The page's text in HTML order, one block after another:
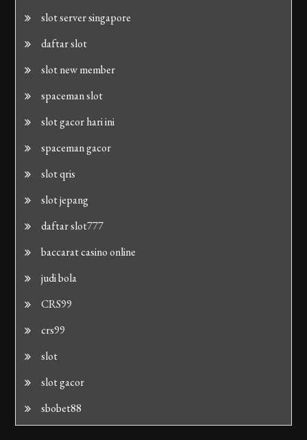
slot server singapore
daftar slot
slot new member
spaceman slot
slot gacor hari ini
spaceman gacor
slot qris
slot jepang
daftar slot777
baccarat casino online
judi bola
CRS99
crs99
slot
slot gacor
sbobet88